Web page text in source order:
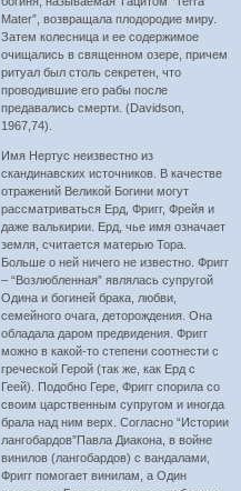
Mater”, возвращала плодородие миру.
Затем колесница и ее содержимое
очищались в священном озере, причем
ритуал был столь секретен, что
проводившие его рабы после
предавались смерти. (Davidson,
1967,74).
Имя Нертус неизвестно из
скандинавских источников. В качестве
отражений Великой Богини могут
рассматриваться Ерд, Фригг, Фрейя и
даже валькирии. Ерд, чье имя означает
земля, считается матерью Тора.
Больше о ней ничего не известно. Фригг
– “Возлюбленная” являлась супругой
Одина и богиней брака, любви,
семейного очага, деторождения. Она
обладала даром предвидения. Фригг
можно в какой-то степени соотнести с
греческой Герой (так же, как Ерд с
Геей). Подобно Гере, Фригг спорила со
своим царственным супругом и иногда
брала над ним верх. Согласно “Истории
лангобардов”Павла Диакона, в войне
винилов (лангобардов) с вандалами,
Фригг помогает винилам, а Один